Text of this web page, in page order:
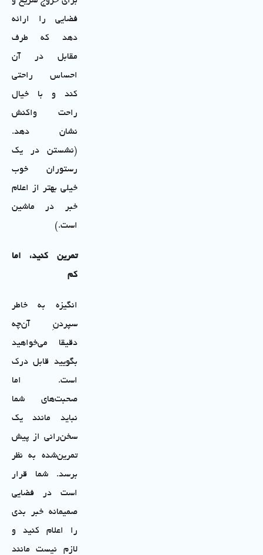
فضایی را ارائه
دهد که طرف
مقابل در آن
احساس راحتی
کند و با خیال
راحت واکنش
نشان دهد.
(نشستن در یک
رستوران خوب
خیلی بهتر از اعلام
خبر در ماشین
است.)
تمرین کنید، اما
کم
انگیزه به خاطر
سپردنِ آن‌چه
دقیقا می‌خواهید
بگویید قابل درک
است. اما
صحبت‌های شما
نباید مانند یک
سخن‌رانی از پیش
تمرین‌شده به نظر
برسد. شما قرار
است در فضایی
صمیمانه خبر بدی
را اعلام کنید و
لازم نیست مانند